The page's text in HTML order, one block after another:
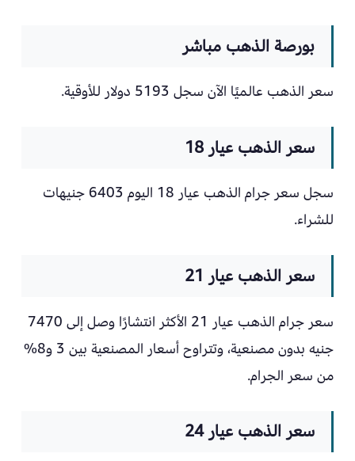
بورصة الذهب مباشر
سعر الذهب عالميًا الآن سجل 5193 دولار للأوقية.
سعر الذهب عيار 18
سجل سعر جرام الذهب عيار 18 اليوم 6403 جنيهات
للشراء.
سعر الذهب عيار 21
سعر جرام الذهب عيار 21 الأكثر انتشارًا وصل إلى 7470
جنيه بدون مصنعية، وتتراوح أسعار المصنعية بين 3 و8%
من سعر الجرام.
سعر الذهب عيار 24